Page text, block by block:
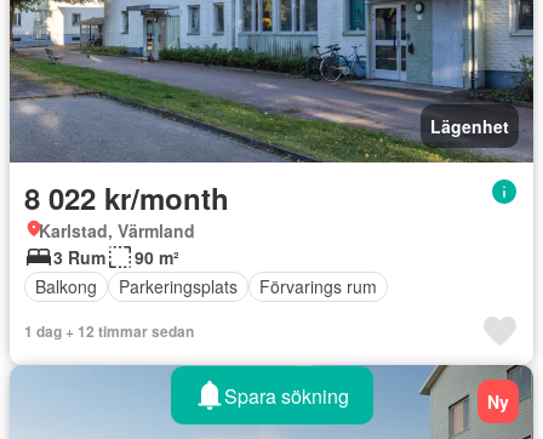
Lägenhet
8 022 kr/month
Karlstad, Värmland
3 Rum
90 m²
Balkong
Parkeringsplats Förvarings rum
1 dag + 12 timmar sedan
Ny
Spara sökning